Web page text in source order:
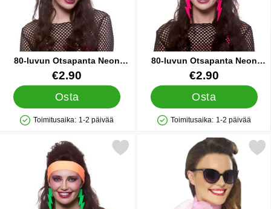
80-luvun Otsapanta Neon
Keltainen
Tuote.nro 39854
€2.90
Osta
Saatavuus: Varastossa
Toimitusaika: 1-2 päivää
80-luvun Otsapanta Neon
Vihreä
Tuote.nro 39853
€2.90
Osta
Saatavuus: Varastossa
Toimitusaika: 1-2 päivää
Merkitse 80-luvun Otsapanta Neon Oranssi suosikiksi
Merkitse 50-luvun Huivi